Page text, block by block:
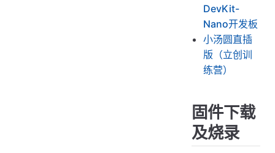
电池曲线
获取电池曲线
替换曲线表
DevKit-
Nano开发板
小汤圆直插
版（立创训
练营）
固件下载
及烧录